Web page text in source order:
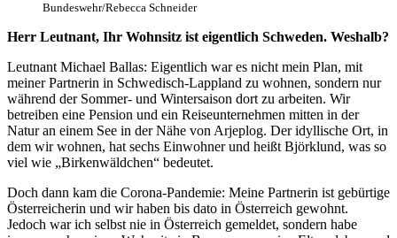
Bundeswehr/Rebecca Schneider
Herr Leutnant, Ihr Wohnsitz ist eigentlich Schweden. Weshalb?
Leutnant Michael Ballas: Eigentlich war es nicht mein Plan, mit
meiner Partnerin in Schwedisch-Lappland zu wohnen, sondern nur
während der Sommer- und Wintersaison dort zu arbeiten. Wir
betreiben eine Pension und ein Reiseunternehmen mitten in der
Natur an einem See in der Nähe von Arjeplog. Der idyllische Ort, in
dem wir wohnen, hat sechs Einwohner und heißt Björklund, was so
viel wie „Birkenwäldchen“ bedeutet.
Doch dann kam die Corona-Pandemie: Meine Partnerin ist gebürtige
Österreicherin und wir haben bis dato in Österreich gewohnt.
Jedoch war ich selbst nie in Österreich gemeldet, sondern habe